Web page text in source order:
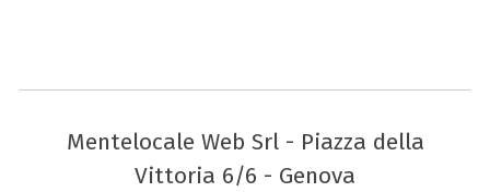
Mentelocale Web Srl - Piazza della
Vittoria 6/6 - Genova